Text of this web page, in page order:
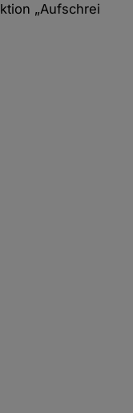
„Aufschrei